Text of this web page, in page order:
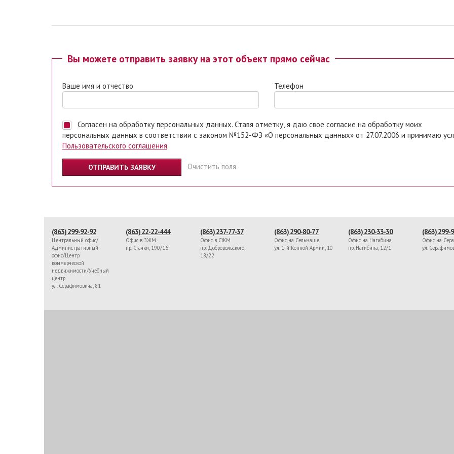
Вы можете отправить заявку на этот объект прямо сейчас
Ваше имя и отчество Телефон
Согласен на обработку персональных данных. Ставя отметку, я даю свое согласие на обработку моих
персональных данных в соответствии с законом №152-ФЗ «О персональных данных» от 27.07.2006 и принимаю
Пользовательского соглашения.
Очистить поля
(863) 299-92-92
Центральный офис/
Административный
офис/Центр
коммерческой
недвижимости/Учебный
центр
ул. Серафимовича, 81
(863) 22-22-444
Офис в ЗЖМ
пр. Стачки, 190/16
(863) 237-77-37
Офис в СЖМ
пр. Добровольского,
18/22
(863) 290-80-77
Офис на Сельмаше
ул. 1-й Конной Армии, 10
(863) 230-33-30
Офис на Нагибина
пр. Нагибина, 12/1
(863) 299-
Офис на
ул.